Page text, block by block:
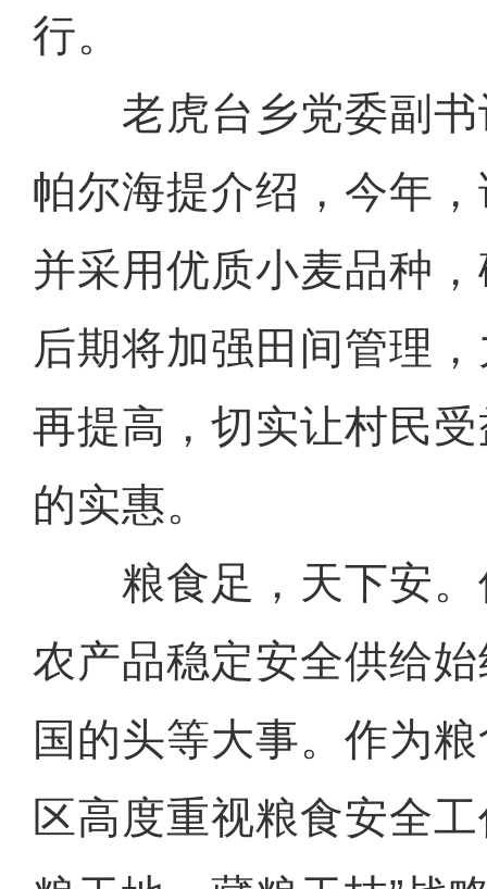
行。
老虎台乡党委副书
帕尔海提介绍，今年
并采用优质小麦品种
后期将加强田间管理
再提高，切实让村民
的实惠。
粮食足，天下安。
农产品稳定安全供给
国的头等大事。作为
区高度重视粮食安全